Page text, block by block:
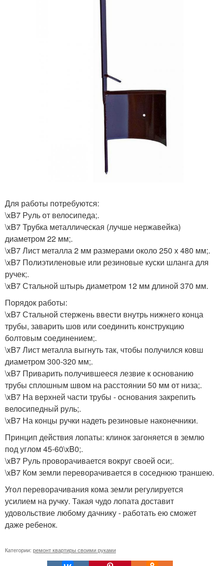
Для работы потребуются:
\xB7 Руль от велосипеда;.
\xB7 Трубка металлическая (лучше нержавейка)
диаметром 22 мм;.
\xB7 Лист металла 2 мм размерами около 250 х 480 мм;.
\xB7 Полиэтиленовые или резиновые куски шланга для
ручек;.
\xB7 Стальной штырь диаметром 12 мм длиной 370 мм.
Порядок работы:
\xB7 Стальной стержень ввести внутрь нижнего конца
трубы, заварить шов или соединить конструкцию
болтовым соединением;.
\xB7 Лист металла выгнуть так, чтобы получился ковш
диаметром 300-320 мм;.
\xB7 Приварить получившееся лезвие к основанию
трубы сплошным швом на расстоянии 50 мм от низа;.
\xB7 На верхней части трубы - основания закрепить
велосипедный руль;.
\xB7 На концы ручки надеть резиновые наконечники.
Принцип действия лопаты: клинок загоняется в землю
под углом 45-60\xB0;.
\xB7 Руль проворачивается вокруг своей оси;.
\xB7 Ком земли переворачивается в соседнюю траншею.
Угол переворачивания кома земли регулируется
усилием на ручку. Такая чудо лопата доставит
удовольствие любому дачнику - работать ею сможет
даже ребенок.
Категории: ремонт квартиры своими руками